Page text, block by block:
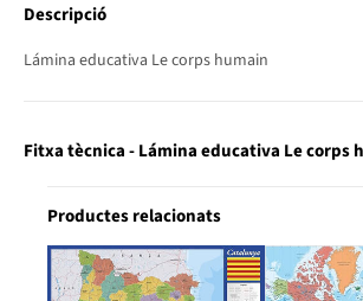
Descripció
Lámina educativa Le corps humain
Fitxa tècnica - Lámina educativa Le corps
Productes relacionats